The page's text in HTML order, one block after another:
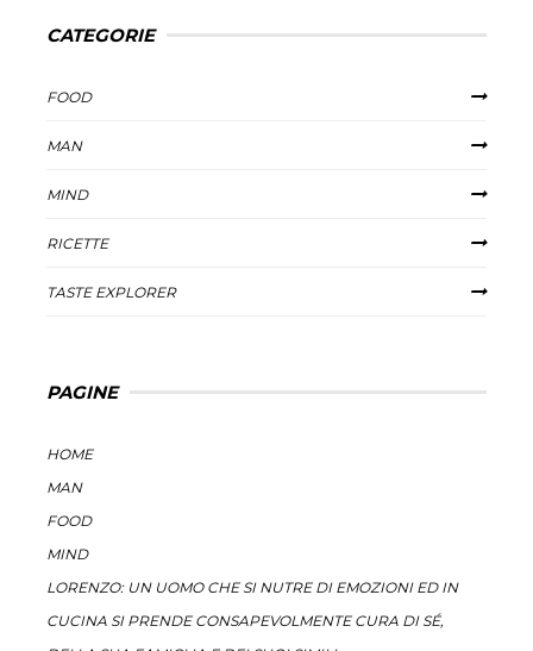
CATEGORIE
FOOD
MAN
MIND
RICETTE
TASTE EXPLORER
PAGINE
HOME
MAN
FOOD
MIND
LORENZO: UN UOMO CHE SI NUTRE DI EMOZIONI ED IN
CUCINA SI PRENDE CONSAPEVOLMENTE CURA DI SÉ,